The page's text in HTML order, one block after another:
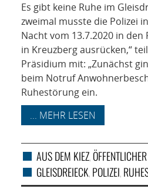
Es gibt keine Ruhe im
zweimal musste die Polizei
Nacht vom 13.7.2020 in den
in Kreuzberg ausrücken,“
Präsidium mit: „Zunächst
beim Notruf
Ruhestörung ein.
... MEHR LESEN
AUS DEM KIEZ,
GLEISDREIECK, POLIZEI,